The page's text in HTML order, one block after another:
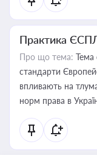
Практика
Про що тема: Тема
стандарти
впливають на
норм права в